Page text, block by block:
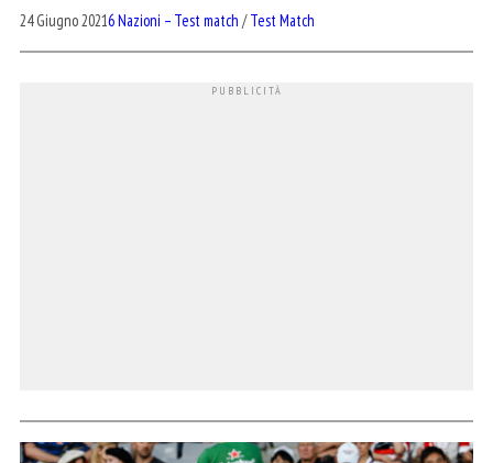
24 Giugno 20216 Nazioni – Test match /Test Match